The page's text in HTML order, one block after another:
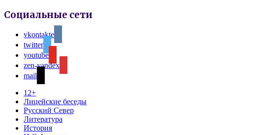
Социальные сети
vkontakte
twitter
youtube
zen-yandex
mail
12+
Лицейские беседы
Русский Север
Литература
История